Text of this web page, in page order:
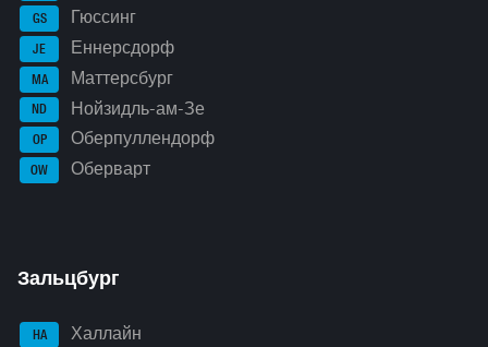
GS Гюссинг
JE Еннерсдорф
MA Маттерсбург
ND Нойзидль-ам-Зе
OP Оберпуллендорф
OW Оберварт
Зальцбург
HA Халлайн